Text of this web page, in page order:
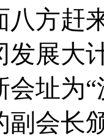
八方赶
发展大
会址为
副会长